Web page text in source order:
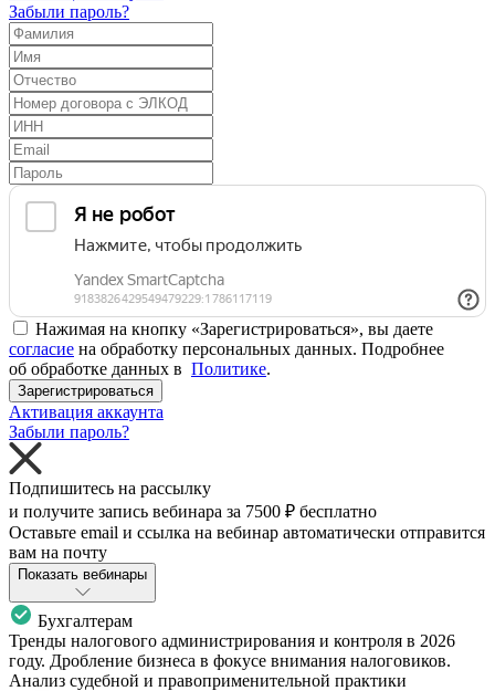
Забыли пароль?
Нажимая на кнопку «Зарегистрироваться», вы даете
согласие на обработку персональных данных. Подробнее
об обработке данных в Политике.
Зарегистрироваться
Активация аккаунта
Забыли пароль?
Подпишитесь на рассылку
и получите запись вебинара за 7500 ₽ бесплатно
Оставьте email и ссылка на вебинар автоматически отправится
вам на почту
Показать вебинары
Бухгалтерам
Тренды налогового администрирования и контроля в 2026
году. Дробление бизнеса в фокусе внимания налоговиков.
Анализ судебной и правоприменительной практики